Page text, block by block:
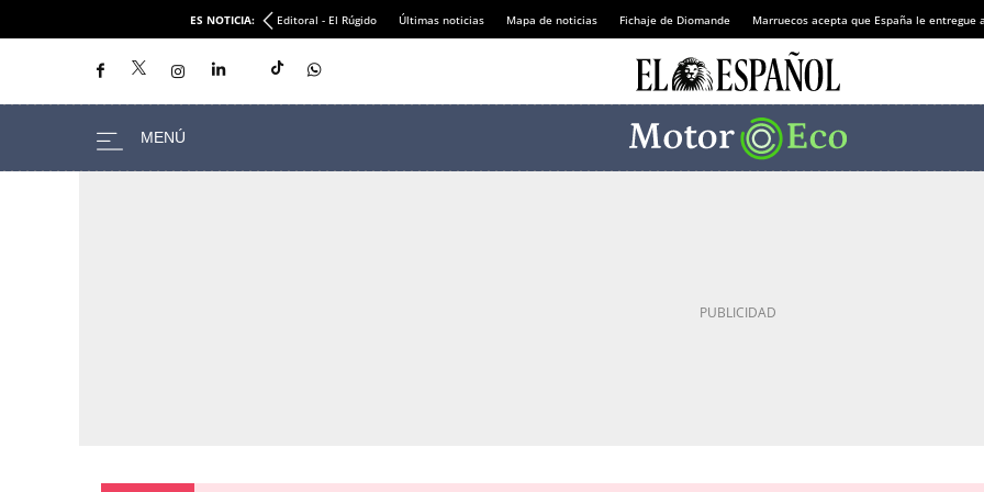
ES NOTICIA: Editoral - El Rúgido Últimas noticias Mapa de noticias Fichaje de Diomande Marruecos acepta que España le entregue